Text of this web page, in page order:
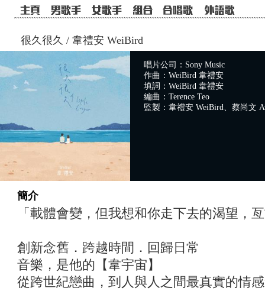
很久很久 / 韋禮安 WeiBird
唱片公司：Sony Music
作曲：WeiBird 韋禮安
填詞：WeiBird 韋禮安
編曲：Terence Teo
監製：韋禮安 WeiBird、蔡尚文
簡介
「載體會變，但我想和你走下去的渴望，
創新念舊．跨越時間．回歸日常
音樂，是他的【韋宇宙】
從跨世紀戀曲，到人與人之間最真實的情